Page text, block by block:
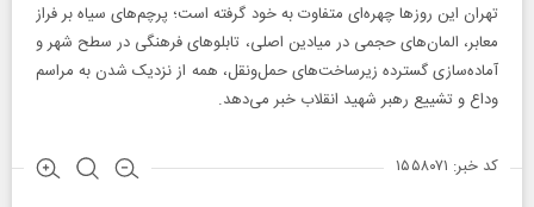
تهران این روز‌ها چهره‌ای متفاوت به خود گرفته است؛ پرچم‌های سیاه بر فراز
معابر، المان‌های حجمی در میادین اصلی، تابلو‌های فرهنگی در سطح شهر و
آماده‌سازی گسترده زیرساخت‌های حمل‌ونقل، همه از نزدیک شدن به مراسم
وداع و تشییع رهبر شهید انقلاب خبر می‌دهد.
کد خبر: ۱۵۵۸۰۷۱